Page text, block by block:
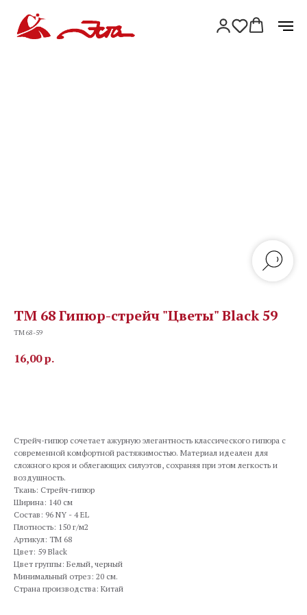
TM 68 Гипюр-стрейч "Цветы" Black 59
TM 68-59
16,00р.
Стрейч-гипюр сочетает ажурную элегантность классического гипюра с
современной комфортной растяжимостью. Материал идеален для
сложного кроя и облегающих силуэтов, сохраняя при этом легкость и
воздушность.
Ткань: Стрейч-гипюр
Ширина: 140 см
Состав: 96 NY - 4 EL
Плотность: 150 г/м2
Артикул: TM 68
Цвет: 59 Black
Цвет группы: Белый, черный
Минимальный отрез: 20 см.
Страна производства: Китай